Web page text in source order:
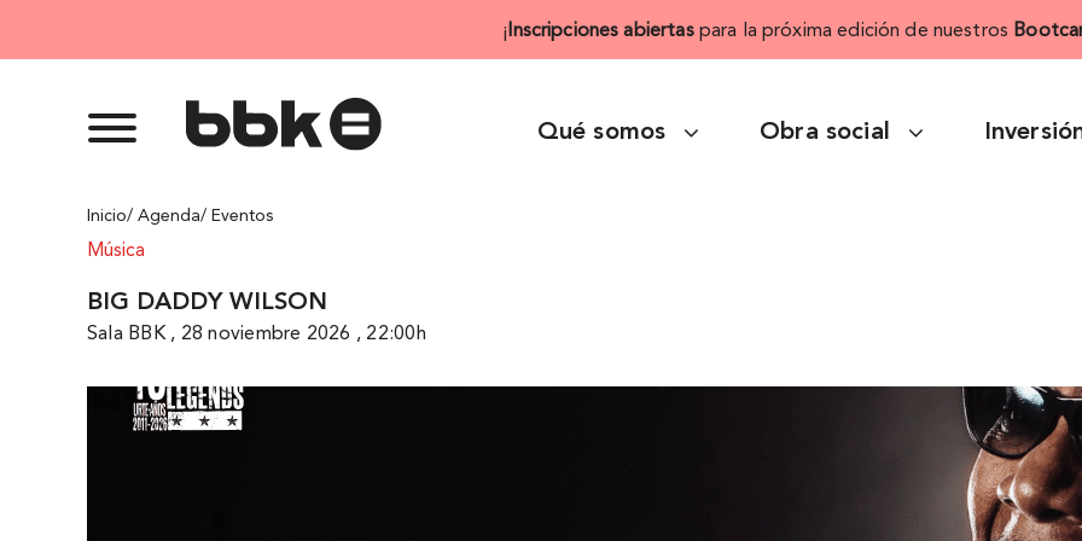
¡ Inscripciones abiertaspara la próxima edición de nuestros
Qué somos Obra social
Inicio/ Agenda/ Eventos
Música
BIG DADDY WILSON
Sala BBK , 28 noviembre 2026 , 22:00h